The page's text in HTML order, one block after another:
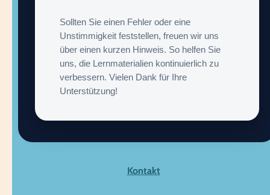
Sollten Sie einen Fehler oder eine
Unstimmigkeit feststellen, freuen wir uns
über einen kurzen Hinweis. So helfen Sie
uns, die Lernmaterialien kontinuierlich zu
verbessern. Vielen Dank für Ihre
Unterstützung!
Kontakt